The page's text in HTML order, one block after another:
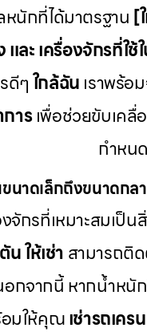
นักที่ได้มาตรฐาน [
และ เครื่องจักรที่
ดีๆใกล้ฉัน เราพร้อ
ารเพื่อช่วยขับเคลื่
กำหน
ขนาดเล็กถึงขนาดก
จักรที่เหมาะสมเป็
น ให้เช่าสามารถติ
กจากนี้ หากน้ำหนัก
มให้คุณเช่ารถเค